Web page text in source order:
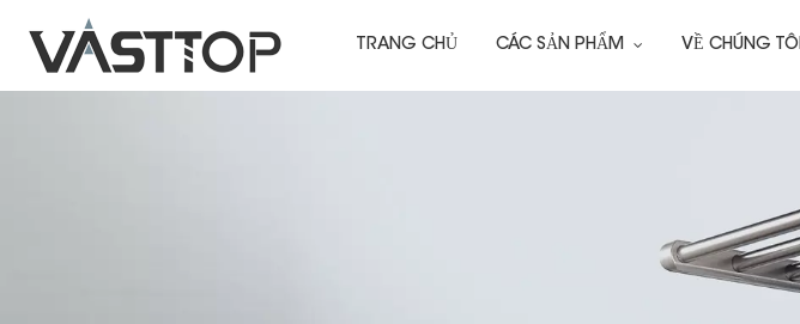
TRANG CHỦ CÁC SẢN PHẨM VỀ CHÚNG TÔI